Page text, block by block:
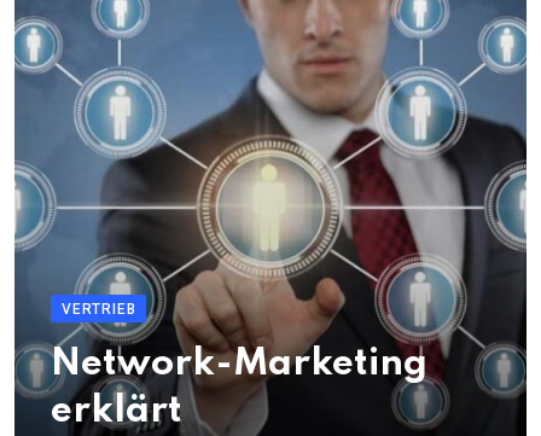
VERTRIEB
Network-Marketing
erklärt